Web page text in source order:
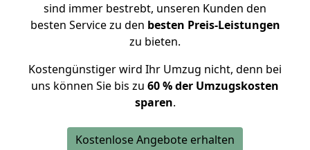
sind immer bestrebt, unseren Kunden den
besten Service zu den besten Preis-Leistungen
zu bieten.
Kostengünstiger wird Ihr Umzug nicht, denn bei
uns können Sie bis zu 60 % der Umzugskosten
sparen.
Kostenlose Angebote erhalten